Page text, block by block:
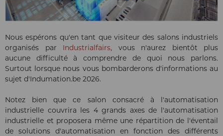
Nous espérons qu'en tant que visiteur des salons industriels
organisés par Industrialfairs, vous n'aurez bientôt plus
aucune difficulté à comprendre de quoi nous parlons.
Surtout lorsque nous vous bombarderons d'informations au
sujet d'Indumation.be 2026.
Notez bien que ce salon consacré à l'automatisation
industrielle couvrira les 4 grands axes de l'automatisation
industrielle et proposera même une répartition de l'éventail
de solutions d'automatisation en fonction des différents